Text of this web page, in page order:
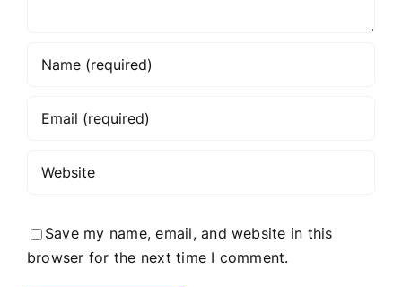
Save my name, email, and website in this
browser for the next time I comment.